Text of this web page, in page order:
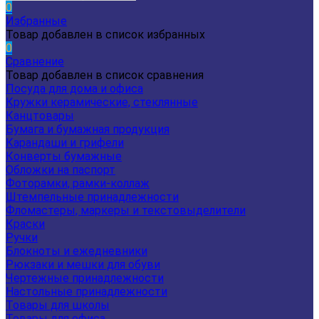
0
Избранные
Товар добавлен в список избранных
0
Сравнение
Товар добавлен в список сравнения
Посуда для дома и офиса
Кружки керамические, стеклянные
Канцтовары
Бумага и бумажная продукция
Карандаши и грифели
Конверты бумажные
Обложки на паспорт
Фоторамки, рамки-коллаж
Штемпельные принадлежности
Фломастеры, маркеры и текстовыделители
Краски
Ручки
Блокноты и ежедневники
Рюкзаки и мешки для обуви
Чертежные принадлежности
Настольные принадлежности
Товары для школы